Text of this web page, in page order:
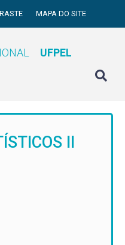
MAPA DO SITE
UFPEL
II